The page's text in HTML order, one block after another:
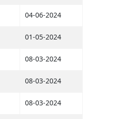
04-06-2024
01-05-2024
08-03-2024
08-03-2024
08-03-2024